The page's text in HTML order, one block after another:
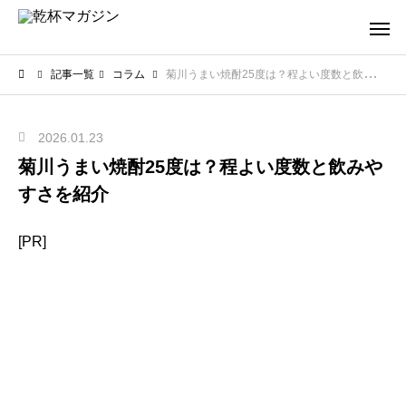
記事一覧 コラム 菊川うまい焼酎25度は？程よい度数と飲みやすさを紹介
2026.01.23
菊川うまい焼酎25度は？程よい度数と飲みや
すさを紹介
[PR]